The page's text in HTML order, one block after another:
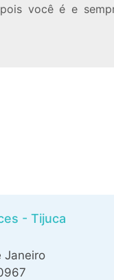
você é e
- Tijuca
Janeiro